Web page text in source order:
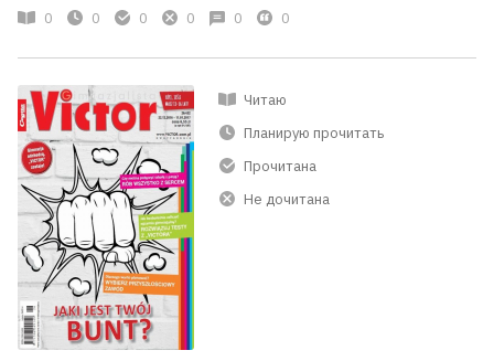
0 0 0 0 0 0
Читаю
Планирую прочитать
Прочитана
Не дочитана